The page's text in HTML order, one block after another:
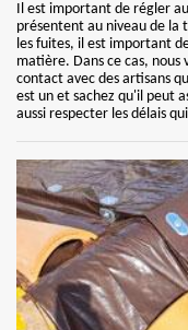
Il est important de régler
présentent au niveau de la
les fuites, il est important
matière. Dans ce cas,
contact avec des artisans
est un et sachez qu'il peut
aussi respecter les délais